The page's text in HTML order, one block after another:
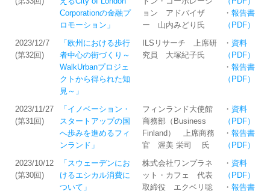
Corporationの金融プ
ロモーション」
ョン アドバイザ
ー 山内みどり氏
・ 報告書
（PDF）
2023/12/7
(第32回)
「欧州における歩行
者中心の街づくり～
WalkUrbanプロジェ
クトから得られた知
見～」
ILSリサーチ 上席研
究員 大塚紀子氏
・ 資料
（PDF）
・ 報告書
（PDF）
2023/11/27
(第31回)
「イノベーション・
スタートアップの国
へ歩みを進めるフィ
ンランド」
フィンランド大使館
商務部（Business
Finland） 上席商務
官 渥美 栄司 氏
・ 資料
（PDF）
・ 報告書
（PDF）
2023/10/12
(第30回)
「スウェーデンにお
けるエシカル消費に
ついて」
株式会社ワンプラネ
ット・カフェ 代表
取締役 エクベリ聡
・ 資料
（PDF）
・ 報告書